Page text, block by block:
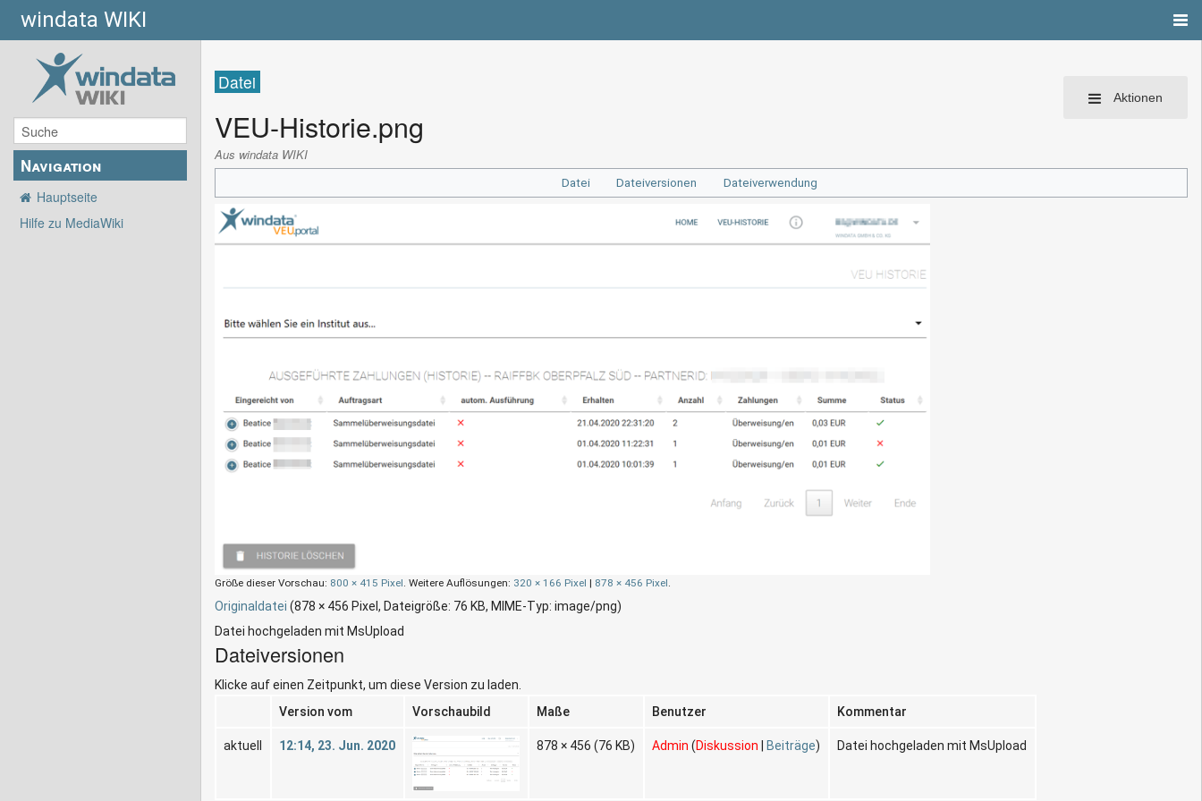
windata WIKI
Navigation
Hauptseite
Hilfe zu MediaWiki
Aktionen
Datei
VEU-Historie.png
Aus windata WIKI
Datei Dateiversionen Dateiverwendung
Größe dieser Vorschau: 800 × 415 Pixel.Weitere Auflösungen: 320 × 166 Pixel | 878 × 456 Pixel.
Originaldatei ‎(878 × 456 Pixel, Dateigröße: 76 KB, MIME-Typ:image/png)
Datei hochgeladen mit MsUpload
Dateiversionen
Klicke auf einen Zeitpunkt, um diese Version zu laden.
Version vom
Vorschaubild Maße Benutzer Kommentar
aktuell 12:14, 23. Jun. 2020 878 × 456(76 KB) Admin (Diskussion |Beiträge) Datei hochgeladen mit MsUpload